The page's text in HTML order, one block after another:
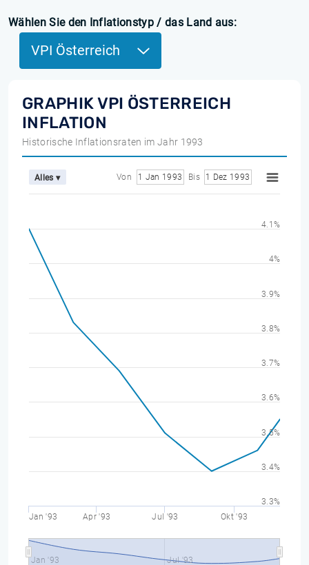
Wählen Sie den Inflationstyp / das Land aus:
VPI Österreich
GRAPHIK VPI ÖSTERREICH
INFLATION
Historische Inflationsraten im Jahr 1993
Alles ▾ Von 1 Jan 1993 Bis 1 Dez 1993
Jan '93 Apr '93 Jul '93 Okt '93
Jan '93 Jul '93
3.3%
3.4%
3.5%
3.6%
3.7%
3.8%
3.9%
4%
4.1%